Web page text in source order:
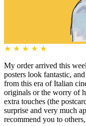
★ ★ ★ ★ ★
My order arrived this
posters look fantastic,
from this era of Italian
originals or the worry of
extra touches (the
surprise and very much
recommend you to